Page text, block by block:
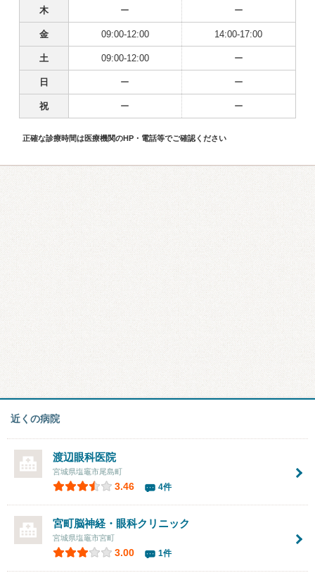
木 ー ー
金 09:00-12:00 14:00-17:00
土 09:00-12:00 ー
日 ー ー
祝 ー ー
正確な診療時間は医療機関のHP・電話等でご確認ください
近くの病院
渡辺眼科医院
宮城県塩竈市尾島町
3.46 4件
宮町脳神経・眼科クリニック
宮城県塩竈市宮町
3.00 1件